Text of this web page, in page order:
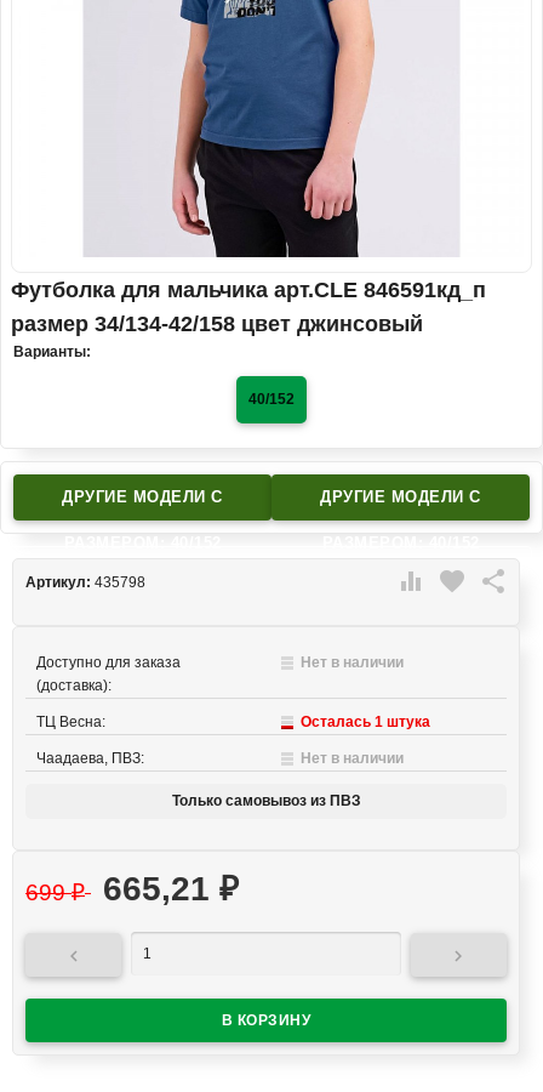
Футболка для мальчика арт.CLE 846591кд_п
размер 34/134-42/158 цвет джинсовый
Варианты:
40/152
ДРУГИЕ МОДЕЛИ C ДРУГИЕ МОДЕЛИ C
 favorite 
Артикул: 435798
Доступно для заказа
(доставка):
Нет в наличии
ТЦ Весна: Осталась 1 штука
Чаадаева, ПВЗ: Нет в наличии
Только самовывоз из ПВЗ
699₽ 665,21 ₽
 